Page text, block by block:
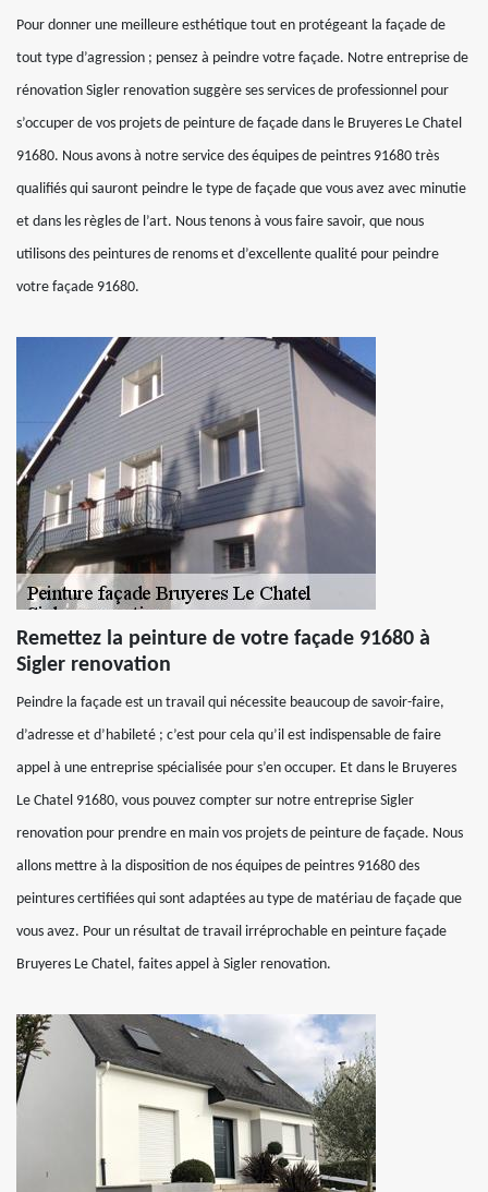
Pour donner une meilleure esthétique tout en protégeant la façade de
tout type d’agression ; pensez à peindre votre façade. Notre entreprise de
rénovation Sigler renovation suggère ses services de professionnel pour
s’occuper de vos projets de peinture de façade dans le Bruyeres Le Chatel
91680. Nous avons à notre service des équipes de peintres 91680 très
qualifiés qui sauront peindre le type de façade que vous avez avec minutie
et dans les règles de l’art. Nous tenons à vous faire savoir, que nous
utilisons des peintures de renoms et d’excellente qualité pour peindre
votre façade 91680.
Remettez la peinture de votre façade 91680 à
Sigler renovation
Peindre la façade est un travail qui nécessite beaucoup de savoir-faire,
d’adresse et d’habileté ; c’est pour cela qu’il est indispensable de faire
appel à une entreprise spécialisée pour s’en occuper. Et dans le Bruyeres
Le Chatel 91680, vous pouvez compter sur notre entreprise Sigler
renovation pour prendre en main vos projets de peinture de façade. Nous
allons mettre à la disposition de nos équipes de peintres 91680 des
peintures certifiées qui sont adaptées au type de matériau de façade que
vous avez. Pour un résultat de travail irréprochable en peinture façade
Bruyeres Le Chatel, faites appel à Sigler renovation.